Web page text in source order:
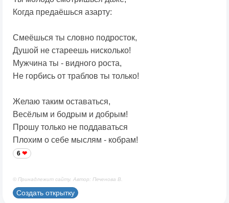
Когда предаёшься азарту:
Смеёшься ты словно подросток,
Душой не стареешь нисколько!
Мужчина ты - видного роста,
Не горбись от траблов ты только!
Желаю таким оставаться,
Весёлым и бодрым и добрым!
Прошу только не поддаваться
Плохим о себе мыслям - кобрам!
6
© Принадлежит сайту. Автор: Печенова В.
Создать открытку